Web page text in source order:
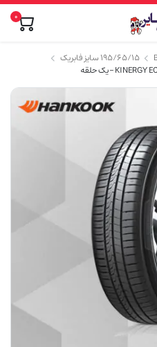
۰
۱۹۵/۶۵/۱۵ سایز فابریک